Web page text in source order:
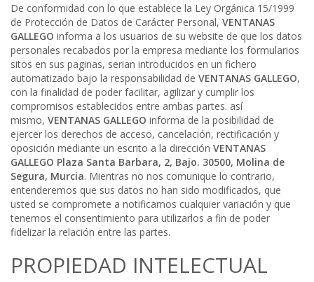
De conformidad con lo que establece la Ley Orgánica 15/1999
de Protección de Datos de Carácter Personal, VENTANAS
GALLEGO informa a los usuarios de su website de que los datos
personales recabados por la empresa mediante los formularios
sitos en sus paginas, serian introducidos en un fichero
automatizado bajo la responsabilidad de VENTANAS GALLEGO,
con la finalidad de poder facilitar, agilizar y cumplir los
compromisos establecidos entre ambas partes. así
mismo, VENTANAS GALLEGO informa de la posibilidad de
ejercer los derechos de acceso, cancelación, rectificación y
oposición mediante un escrito a la dirección VENTANAS
GALLEGO Plaza Santa Barbara, 2, Bajo. 30500, Molina de
Segura, Murcia. Mientras no nos comunique lo contrario,
entenderemos que sus datos no han sido modificados, que
usted se compromete a notificarnos cualquier variación y que
tenemos el consentimiento para utilizarlos a fin de poder
fidelizar la relación entre las partes.
PROPIEDAD INTELECTUAL